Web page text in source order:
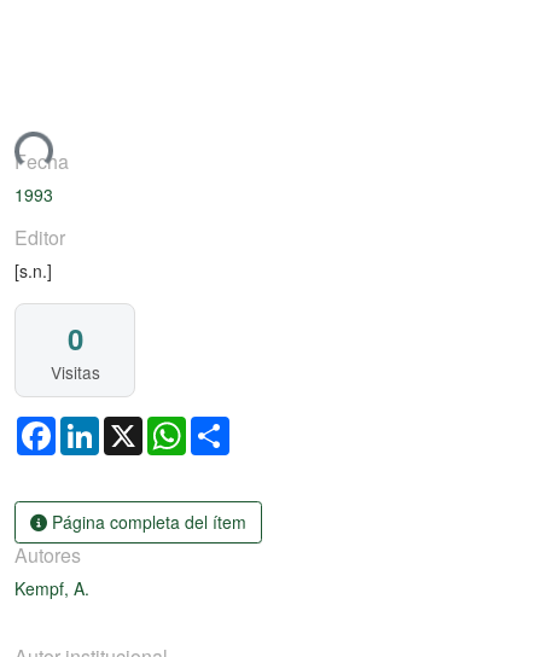
Fecha
1993
Editor
[s.n.]
0
Visitas
FacebookLinkedIn
X WhatsApp
Página completa del ítem
Autores
Kempf, A.